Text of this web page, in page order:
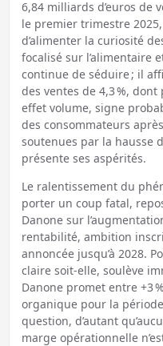
6,84 milliards d’euros de
le premier trimestre
d’alimenter la curiosité
focalisé sur l’alimentaire
continue de séduire ; il
des ventes de 4,3 %,
effet volume, signe
des consommateurs
soutenues par la hausse
présente ses aspérités.
Le ralentissement du
porter un coup fatal,
Danone sur
rentabilité, ambition
annoncée jusqu’à 2028.
claire soit-elle, soulève
Danone promet entre +3
organique pour la
question, d’autant
marge opérationnelle